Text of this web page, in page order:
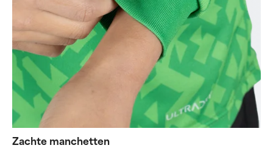
Zachte manchetten